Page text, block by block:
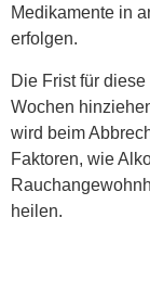
Medikamente in
erfolgen.
Die Frist für
Wochen
wird beim
Faktoren, wie
heilen.